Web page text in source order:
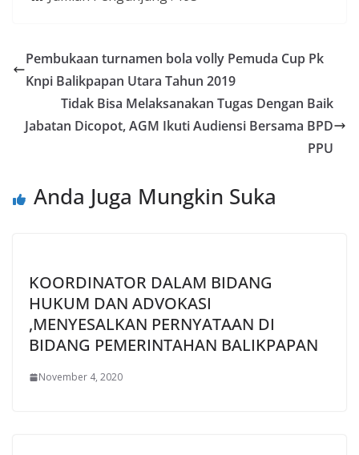
Pembukaan turnamen bola volly Pemuda Cup Pk
Knpi Balikpapan Utara Tahun 2019
Tidak Bisa Melaksanakan Tugas Dengan Baik
Jabatan Dicopot, AGM Ikuti Audiensi Bersama BPD
PPU
Anda Juga Mungkin Suka
KOORDINATOR DALAM BIDANG
HUKUM DAN ADVOKASI
,MENYESALKAN PERNYATAAN DI
BIDANG PEMERINTAHAN BALIKPAPAN
November 4, 2020